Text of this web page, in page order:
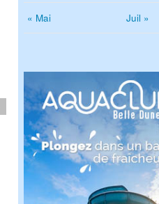
« Mai Juil »